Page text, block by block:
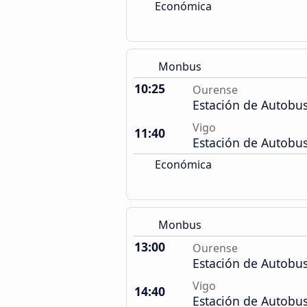
Económica
Monbus
10:25 Ourense
Estación de
11:40
Vigo
Estación de
Económica
Monbus
13:00 Ourense
Estación de
14:40
Vigo
Estación de